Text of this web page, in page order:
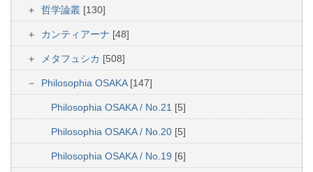
哲学論叢 [130]
カンティアーナ [48]
メタフュシカ [508]
Philosophia OSAKA [147]
Philosophia OSAKA / No.21 [5]
Philosophia OSAKA / No.20 [5]
Philosophia OSAKA / No.19 [6]